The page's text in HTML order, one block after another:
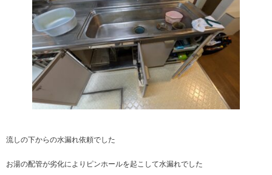
流しの下からの水漏れ依頼でした
お湯の配管が劣化によりピンホールを起こして水漏れでした